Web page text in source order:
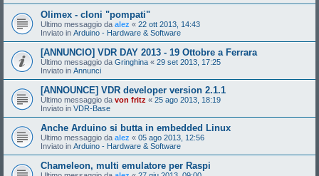
Olimex - cloni "pompati"
Ultimo messaggio da alez « 22 ott 2013, 14:43
Inviato in Arduino - Hardware & Software
[ANNUNCIO] VDR DAY 2013 - 19 Ottobre a Ferrara
Ultimo messaggio da Gringhina « 29 set 2013, 17:25
Inviato in Annunci
[ANNOUNCE] VDR developer version 2.1.1
Ultimo messaggio da von fritz « 25 ago 2013, 18:19
Inviato in VDR-Base
Anche Arduino si butta in embedded Linux
Ultimo messaggio da alez « 05 ago 2013, 12:56
Inviato in Arduino - Hardware & Software
Chameleon, multi emulatore per Raspi